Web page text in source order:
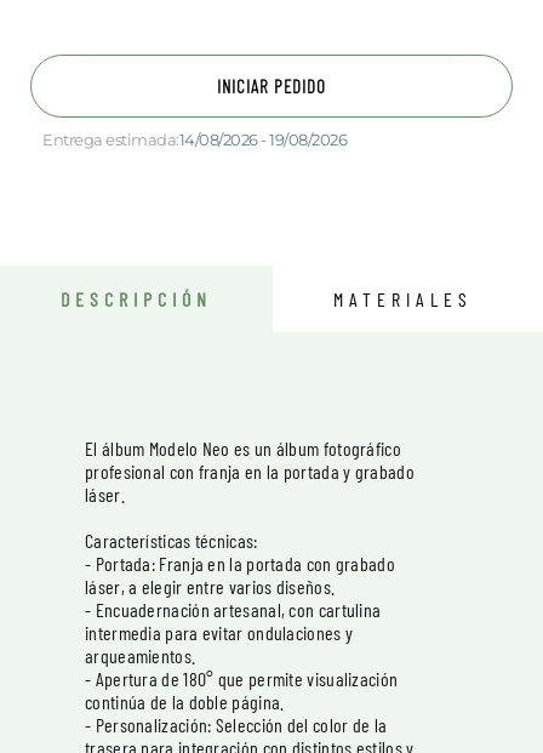
INICIAR PEDIDO
Entrega estimada:14/08/2026 - 19/08/2026
DESCRIPCIÓN MATERIALES
El álbum Modelo Neo es un álbum fotográfico
profesional con franja en la portada y grabado
láser.
Características técnicas:
- Portada: Franja en la portada con grabado
láser, a elegir entre varios diseños.
- Encuadernación artesanal, con cartulina
intermedia para evitar ondulaciones y
arqueamientos.
- Apertura de 180° que permite visualización
continúa de la doble página.
- Personalización: Selección del color de la
trasera para integración con distintos estilos y